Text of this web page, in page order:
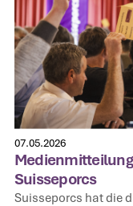
07.05.2026
Suisseporcs
Suisseporcs hat die